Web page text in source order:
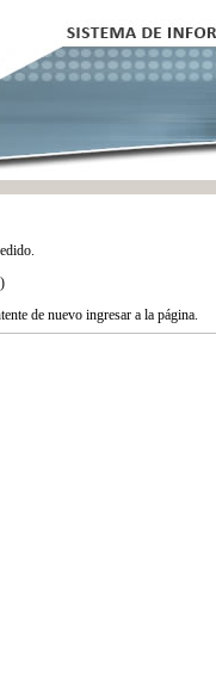
de nuevo ingresar a la página.